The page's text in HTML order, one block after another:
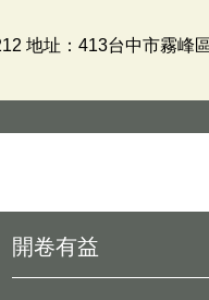
地址：413台中市霧峰
開卷有益